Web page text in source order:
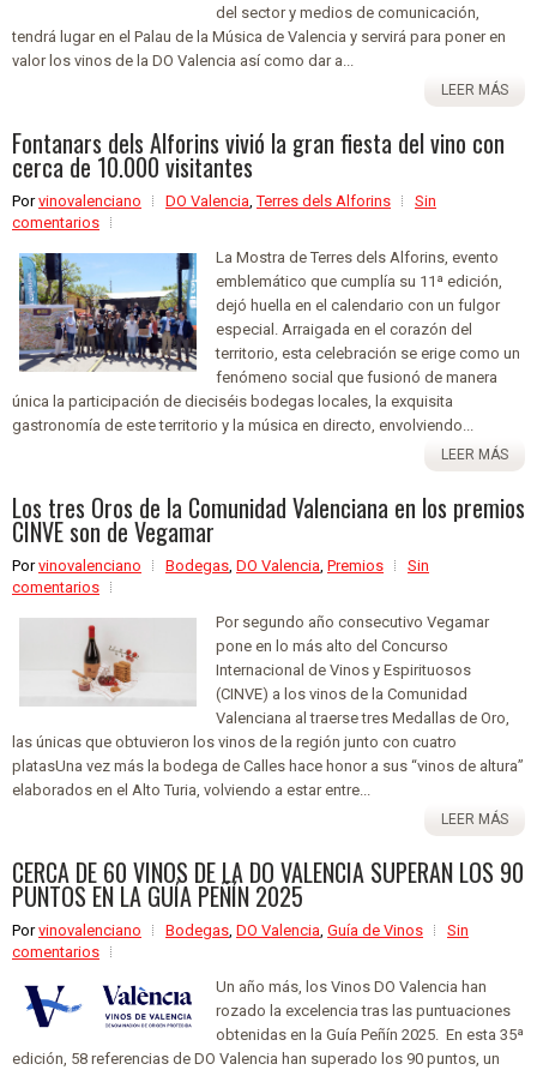
del sector y medios de comunicación,
tendrá lugar en el Palau de la Música de Valencia y servirá para poner en
valor los vinos de la DO Valencia así como dar a...
LEER MÁS
Fontanars dels Alforins vivió la gran fiesta del vino con
cerca de 10.000 visitantes
Porvinovalenciano DO Valencia,Terres dels Alforins
Sin
comentarios
La Mostra de Terres dels Alforins, evento
emblemático que cumplía su 11ª edición,
dejó huella en el calendario con un fulgor
especial. Arraigada en el corazón del
territorio, esta celebración se erige como un
fenómeno social que fusionó de manera
única la participación de dieciséis bodegas locales, la exquisita
gastronomía de este territorio y la música en directo, envolviendo...
LEER MÁS
Los tres Oros de la Comunidad Valenciana en los premios
CINVE son de Vegamar
Porvinovalenciano Bodegas, DO Valencia, Premios
Sin
comentarios
Por segundo año consecutivo Vegamar
pone en lo más alto del Concurso
Internacional de Vinos y Espirituosos
(CINVE) a los vinos de la Comunidad
Valenciana al traerse tres Medallas de Oro,
las únicas que obtuvieron los vinos de la región junto con cuatro
platasUna vez más la bodega de Calles hace honor a sus “vinos de altura”
elaborados en el Alto Turia, volviendo a estar entre...
LEER MÁS
CERCA DE 60 VINOS DE LA DO VALENCIA SUPERAN LOS 90
PUNTOS EN LA GUÍA PEÑÍN 2025
Porvinovalenciano Bodegas, DO Valencia, Guía de Vinos
Sin
comentarios
Un año más, los Vinos DO Valencia han
rozado la excelencia tras las puntuaciones
obtenidas en la Guía Peñín 2025. En esta 35ª
edición, 58 referencias de DO Valencia han superado los 90 puntos, un